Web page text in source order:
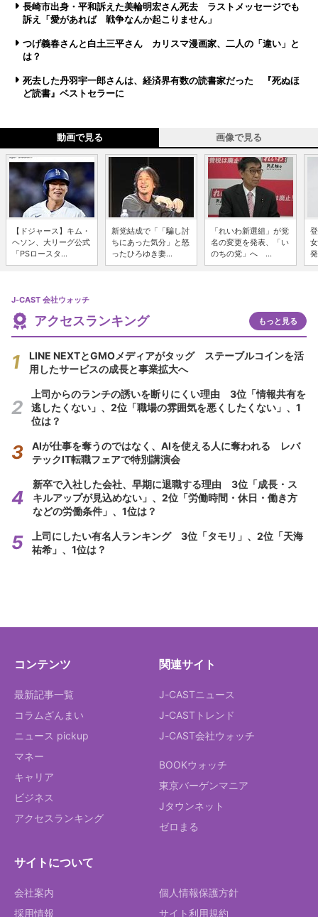
長崎市出身・平和訴えた美輪明宏さん死去 ラストメッセージでも
訴え「愛があれば 戦争なんか起こりません」
つげ義春さんと白土三平さん カリスマ漫画家、二人の「違い」と
は？
死去した丹羽宇一郎さんは、経済界有数の読書家だった 『死ぬほ
ど読書』ベストセラーに
動画で見る 画像で見る
【ドジャース】キム・
ヘソン、大リーグ公式
「PSロースタ...
新党結成で「「騙し討
ちにあった気分」と怒
ったひろゆき妻...
「れいわ新選組」が党
名の変更を発表、「い
のちの党」へ ...
J-CAST 会社ウォッチ
アクセスランキング もっと見る
LINE NEXTとGMOメディアがタッグ ステーブルコインを活
用したサービスの成長と事業拡大へ
上司からのランチの誘いを断りにくい理由 3位「情報共有を
逃したくない」、2位「職場の雰囲気を悪くしたくない」、1
位は？
AIが仕事を奪うのではなく、AIを使える人に奪われる レバ
テックIT転職フェアで特別講演会
新卒で入社した会社、早期に退職する理由 3位「成長・ス
キルアップが見込めない」、2位「労働時間・休日・働き方
などの労働条件」、1位は？
上司にしたい有名人ランキング 3位「タモリ」、2位「天海
祐希」、1位は？
コンテンツ
最新記事一覧
コラムざんまい
ニュース pickup
マネー
キャリア
ビジネス
アクセスランキング
関連サイト
J-CASTニュース
J-CASTトレンド
J-CAST会社ウォッチ
BOOKウォッチ
東京バーゲンマニア
Jタウンネット
ゼロまる
サイトについて
会社案内
採用情報
個人情報保護方針
サイト利用規約